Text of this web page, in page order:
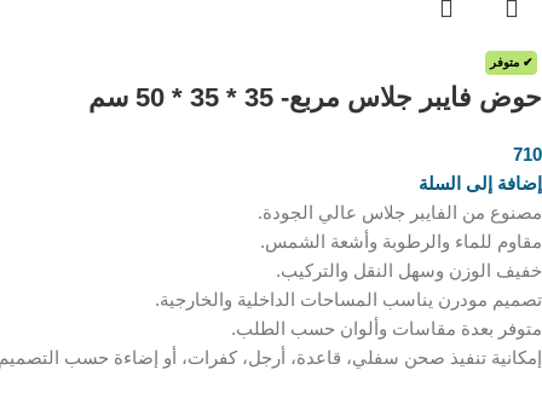
✔ متوفر
حوض فايبر جلاس مربع- 35 * 35 * 50 سم
710
إضافة إلى السلة
مصنوع من الفايبر جلاس عالي الجودة.
مقاوم للماء والرطوبة وأشعة الشمس.
خفيف الوزن وسهل النقل والتركيب.
تصميم مودرن يناسب المساحات الداخلية والخارجية.
متوفر بعدة مقاسات وألوان حسب الطلب.
إمكانية تنفيذ صحن سفلي، قاعدة، أرجل، كفرات، أو إضاءة حسب